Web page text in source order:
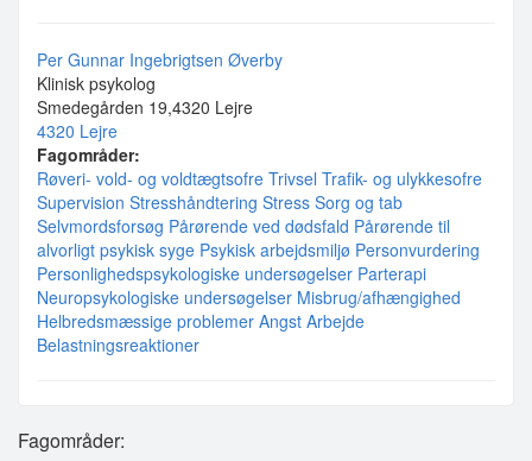
Per Gunnar Ingebrigtsen Øverby
Klinisk psykolog
Smedegården 19,4320 Lejre
4320 Lejre
Fagområder:
Røveri- vold- og voldtægtsofre Trivsel Trafik- og ulykkesofre
Supervision Stresshåndtering Stress Sorg og tab
Selvmordsforsøg Pårørende ved dødsfald Pårørende til
alvorligt psykisk syge Psykisk arbejdsmiljø Personvurdering
Personlighedspsykologiske undersøgelser Parterapi
Neuropsykologiske undersøgelser Misbrug/afhængighed
Helbredsmæssige problemer Angst Arbejde
Belastningsreaktioner
Fagområder: